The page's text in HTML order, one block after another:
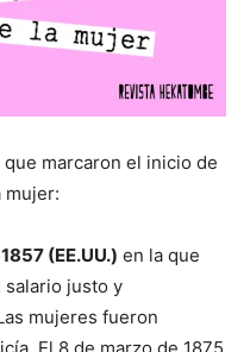
marcaron el inicio de
mujer:
(EE.UU.) en la que
justo y
mujeres fueron